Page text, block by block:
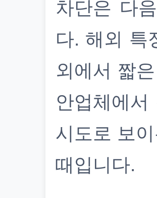
차단은 다
다. 해외 특
외에서 짧
안업체에
시도로 보
때입니다.